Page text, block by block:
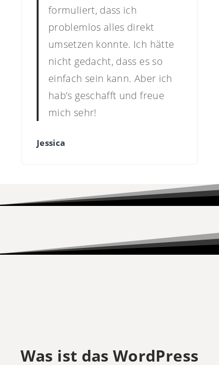
formuliert, dass ich
problemlos alles direkt
umsetzen konnte. Ich hätte
nicht gedacht, dass es so
einfach sein kann. Aber ich
hab’s geschafft und freue
mich sehr!
Jessica
Was ist das WordPress